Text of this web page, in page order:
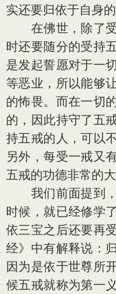
实还要归依于自身的
在佛世，除了受
时还要随分的受持
是发起誓愿对于一
等恶业，所以能够
的怖畏。而在一切
的，因此持守了五
持五戒的人，可以
另外，每受一戒又
五戒的功德非常的大
我们前面提到，
时候，就已经修学
依三宝之后还要再
经》中有解释说：
因为是依于世尊所
候五戒就称为第一